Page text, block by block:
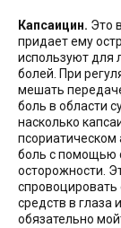
Капсаицин. Это
придает ему
используют для
болей. При
мешать
боль в области
насколько
псориатическом
боль с помощью
осторожности.
спровоцировать
средств в глаза
обязательно